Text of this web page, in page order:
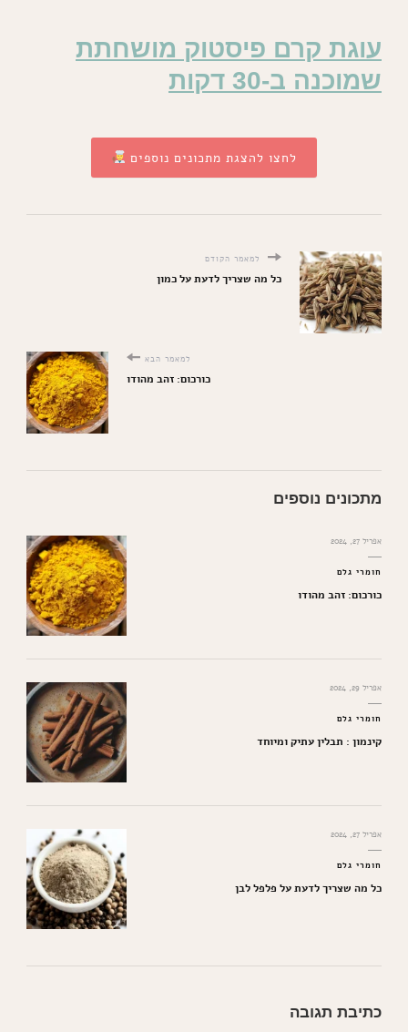
עוגת קרם פיסטוק מושחתת
שמוכנה ב-30 דקות
לחצו להצגת מתכונים נוספים
למאמר הקודם
כל מה שצריך לדעת על כמון
למאמר הבא
כורכום: זהב מהודו
מתכונים נוספים
אפריל 27, 2024
חומרי גלם
כורכום: זהב מהודו
אפריל 29, 2024
חומרי גלם
קינמון : תבלין עתיק ומיוחד
אפריל 27, 2024
חומרי גלם
כל מה שצריך לדעת על פלפל לבן
כתיבת תגובה